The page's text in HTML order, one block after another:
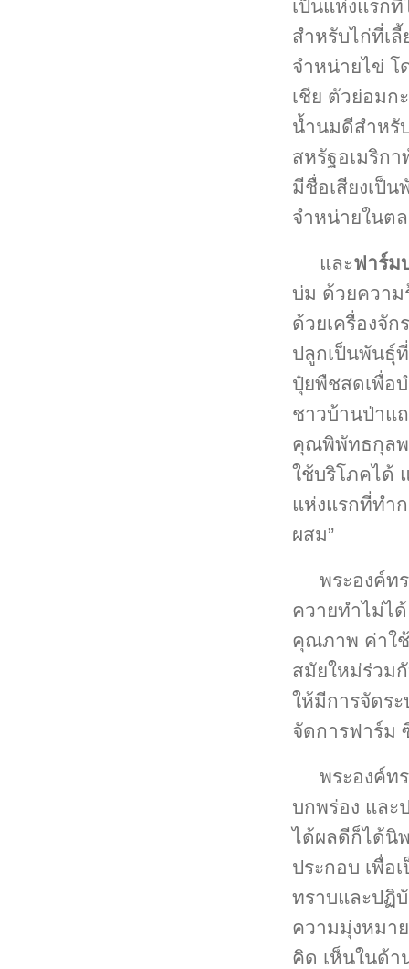
เป็นแห่งแรก
สำหรับไก่ที่เลี้
จำหน่ายไข่ โ
เชีย ตัวย่อมก
น้ำนมดีสำหรั
สหรัฐอเมริก
มีชื่อเสียงเป็
จำหน่ายในต
และฟาร์ม
บ่ม ด้วยความ
ด้วยเครื่องจัก
ปลูกเป็นพันธุ์
ปุ๋ยพืชสดเพื่อ
ชาวบ้านป่าแ
คุณพิพัทธกุลพ
ใช้บริโภคได้
แห่งแรกที่ทำ
ผสม”
พระองค์ท
ควายทำไม่ไ
คุณภาพ ค่าใช้
สมัยใหม่ร่วม
ให้มีการจัดร
จัดการฟาร์ม
พระองค์ท
บกพร่อง และ
ได้ผลดีก็ได้นิ
ประกอบ เพื่อ
ทราบและปฏิ
ความมุ่งหมา
คิด เห็นในด้า